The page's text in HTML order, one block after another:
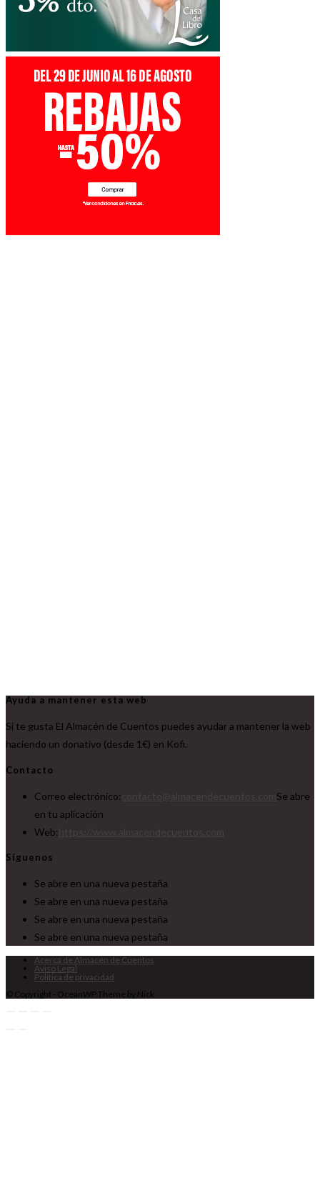
Ayuda a mantener esta web
Si te gusta El Almacén de Cuentos puedes ayudar a mantener la web
haciendo un donativo (desde 1€) en Kofi.
Contacto
Correo electrónico:
Se abre
en tu aplicación
Web:
Síguenos
Se abre en una nueva pestaña
Se abre en una nueva pestaña
Se abre en una nueva pestaña
Se abre en una nueva pestaña
Acerca de Almacén de Cuentos
Aviso Legal
Política de privacidad
© Copyright - OceanWP Theme by Nick